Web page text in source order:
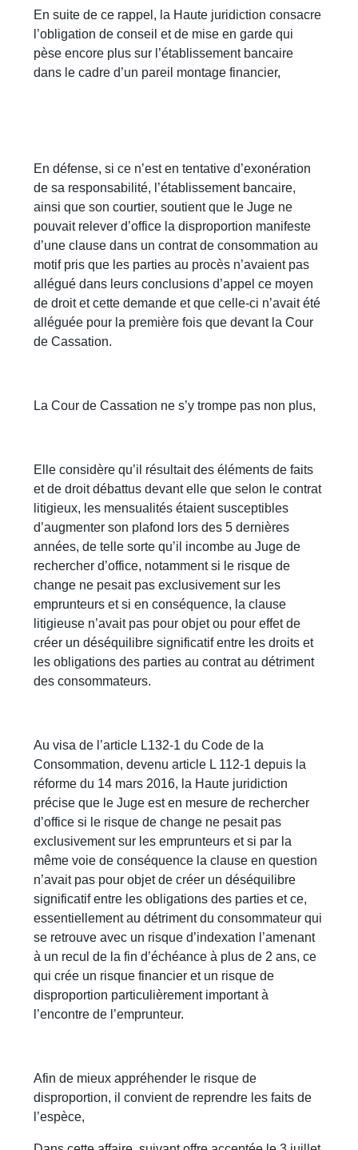
En suite de ce rappel, la Haute juridiction consacre
l’obligation de conseil et de mise en garde qui
pèse encore plus sur l’établissement bancaire
dans le cadre d’un pareil montage financier,
En défense, si ce n’est en tentative d’exonération
de sa responsabilité, l’établissement bancaire,
ainsi que son courtier, soutient que le Juge ne
pouvait relever d’office la disproportion manifeste
d’une clause dans un contrat de consommation au
motif pris que les parties au procès n’avaient pas
allégué dans leurs conclusions d’appel ce moyen
de droit et cette demande et que celle-ci n’avait été
alléguée pour la première fois que devant la Cour
de Cassation.
La Cour de Cassation ne s’y trompe pas non plus,
Elle considère qu’il résultait des éléments de faits
et de droit débattus devant elle que selon le contrat
litigieux, les mensualités étaient susceptibles
d’augmenter son plafond lors des 5 dernières
années, de telle sorte qu’il incombe au Juge de
rechercher d’office, notamment si le risque de
change ne pesait pas exclusivement sur les
emprunteurs et si en conséquence, la clause
litigieuse n’avait pas pour objet ou pour effet de
créer un déséquilibre significatif entre les droits et
les obligations des parties au contrat au détriment
des consommateurs.
Au visa de l’article L132-1 du Code de la
Consommation, devenu article L 112-1 depuis la
réforme du 14 mars 2016, la Haute juridiction
précise que le Juge est en mesure de rechercher
d’office si le risque de change ne pesait pas
exclusivement sur les emprunteurs et si par la
même voie de conséquence la clause en question
n’avait pas pour objet de créer un déséquilibre
significatif entre les obligations des parties et ce,
essentiellement au détriment du consommateur qui
se retrouve avec un risque d’indexation l’amenant
à un recul de la fin d’échéance à plus de 2 ans, ce
qui crée un risque financier et un risque de
disproportion particulièrement important à
l’encontre de l’emprunteur.
Afin de mieux appréhender le risque de
disproportion, il convient de reprendre les faits de
l’espèce,